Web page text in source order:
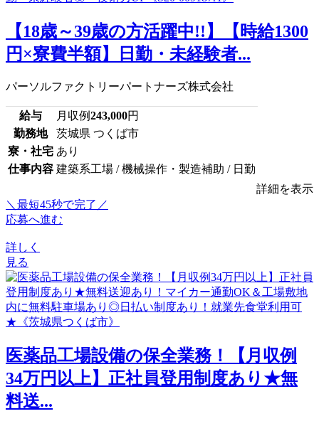
【18歳～39歳の方活躍中!!】【時給1300
円×寮費半額】日勤・未経験者...
パーソルファクトリーパートナーズ株式会社
給与 月収例243,000円
勤務地
茨城県 つくば市
寮・社宅 あり
仕事内容 建築系工場 / 機械操作・製造補助 / 日勤
詳細を表示
＼最短45秒で完了／
応募へ進む
詳しく
見る
医薬品工場設備の保全業務！【月収例
34万円以上】正社員登用制度あり★無
料送...